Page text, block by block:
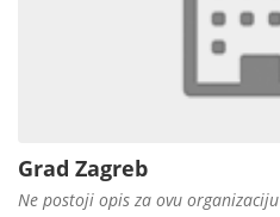
Grad Zagreb
Ne postoji opis za ovu organizaciju